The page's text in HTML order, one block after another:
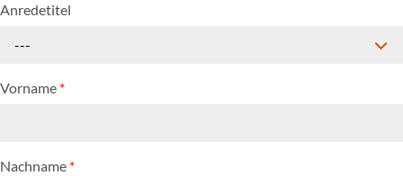
Anredetitel
---
Vorname *
Nachname *